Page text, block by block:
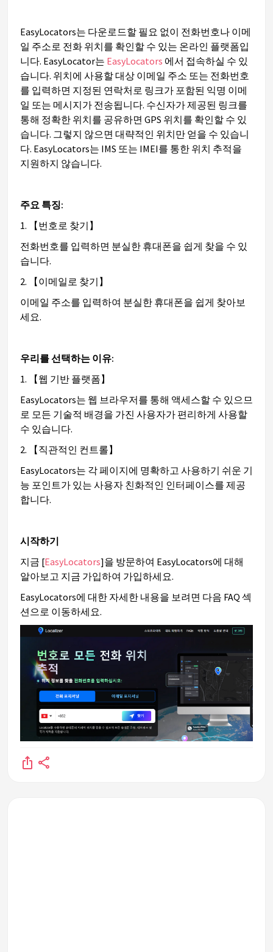
EasyLocators는 다운로드할 필요 없이 전화번호나 이메
일 주소로 전화 위치를 확인할 수 있는 온라인 플랫폼입
니다. EasyLocator는 EasyLocators 에서 접속하실 수 있
습니다. 위치에 사용할 대상 이메일 주소 또는 전화번호
를 입력하면 지정된 연락처로 링크가 포함된 익명 이메
일 또는 메시지가 전송됩니다. 수신자가 제공된 링크를
통해 정확한 위치를 공유하면 GPS 위치를 확인할 수 있
습니다. 그렇지 않으면 대략적인 위치만 얻을 수 있습니
다. EasyLocators는 IMS 또는 IMEI를 통한 위치 추적을
지원하지 않습니다.
주요 특징:
1. 【번호로 찾기】
전화번호를 입력하면 분실한 휴대폰을 쉽게 찾을 수 있
습니다.
2. 【이메일로 찾기】
이메일 주소를 입력하여 분실한 휴대폰을 쉽게 찾아보
세요.
우리를 선택하는 이유:
1. 【웹 기반 플랫폼】
EasyLocators는 웹 브라우저를 통해 액세스할 수 있으므
로 모든 기술적 배경을 가진 사용자가 편리하게 사용할
수 있습니다.
2. 【직관적인 컨트롤】
EasyLocators는 각 페이지에 명확하고 사용하기 쉬운 기
능 포인트가 있는 사용자 친화적인 인터페이스를 제공
합니다.
시작하기
지금 [EasyLocators]을 방문하여 EasyLocators에 대해
알아보고 지금 가입하여 가입하세요.
EasyLocators에 대한 자세한 내용을 보려면 다음 FAQ 섹
션으로 이동하세요.